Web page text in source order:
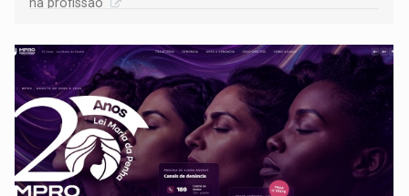
na profissão